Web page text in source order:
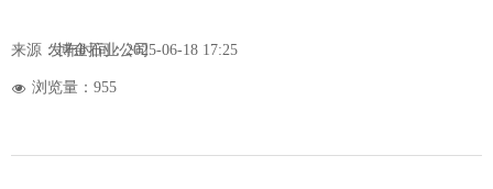
发布时间：2025-06-18 17:25
来源：博金石业公司
넶 浏览量： 955